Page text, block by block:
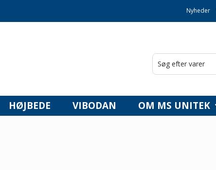
Nyheder
HØJBEDE VIBODAN OM MS UNITEK